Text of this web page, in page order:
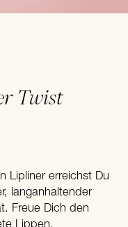
Twist
Lipliner erreichst Du
langanhaltender
Freue Dich den
Lippen.